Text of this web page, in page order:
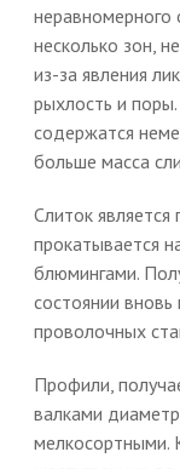
неравномерного
несколько зон,
из-за явления
рыхлость и
содержатся
больше масса
Слиток
прокатывается
блюмингами.
состоянии
проволочных
Профили,
валками
мелкосортными.